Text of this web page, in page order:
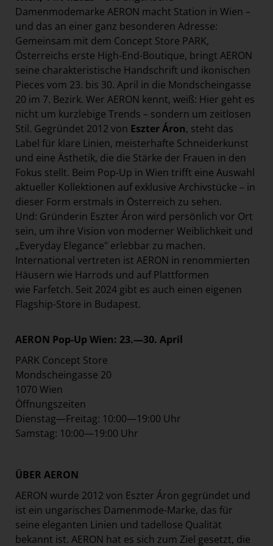
Paradies Garten
Raisin
section.d
Swiss Life Select
The Companion
The Hoxton
Unibail-Rodamco-Westfield
Vöslauer
NMK
MEDIA
KONTAKT
Damenmodemarke AERON macht Station in Wien –
und das an einer ganz besonderen Adresse:
Gemeinsam mit dem Concept Store PARK,
Österreichs erste High-End-Boutique, bringt AERON
seine charakteristische Handschrift und ikonischen
Pieces vom 23. bis 30. April in die Mondscheingasse
20 im 7. Bezirk. Wer AERON kennt, weiß: Hier geht es
nicht um kurzlebige Trends – sondern um zeitlosen
Stil. Gegründet 2012 von Eszter Áron, steht das
Label für klare Linien, meisterhafte Schneiderkunst
und eine Ästhetik, die die Stärke der Frauen in den
Fokus stellt. Beim Pop-Up in Wien trifft eine Auswahl
aktueller Kollektionen auf exklusive Archivstücke – in
dieser Form erstmals in Österreich zu sehen.
Und: Gründerin Eszter Áron wird persönlich vor Ort
sein, um ihre Vision von moderner Weiblichkeit und
„Everyday Elegance" erlebbar zu machen.
International vertreten ist AERON in renommierten
Häusern wie Harrods und auf Plattformen
wie Farfetch. Seit 2024 gibt es auch einen eigenen
Flagship-Store in Budapest.
AERON Pop-Up Wien: 23.—30. April
PARK Concept Store
Mondscheingasse 20
1070 Wien
Öffnungszeiten
Dienstag—Freitag: 10:00—19:00 Uhr
Samstag: 10:00—19:00 Uhr
ÜBER AERON
AERON wurde 2012 von Eszter Áron gegründet und
ist ein ungarisches Damenmode-Marke, das für
seine eleganten Linien und tadellose Qualität
bekannt ist. AERON hat es sich zum Ziel gesetzt, die